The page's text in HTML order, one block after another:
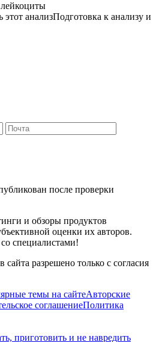
этот анализПодготовка к анализу и
после проверки
и обзоры продуктов
оценки их авторов.
специалистами!
разрешено только с согласия
темы на сайтеАвторские
соглашениеПолитика
приготовить и не навредить